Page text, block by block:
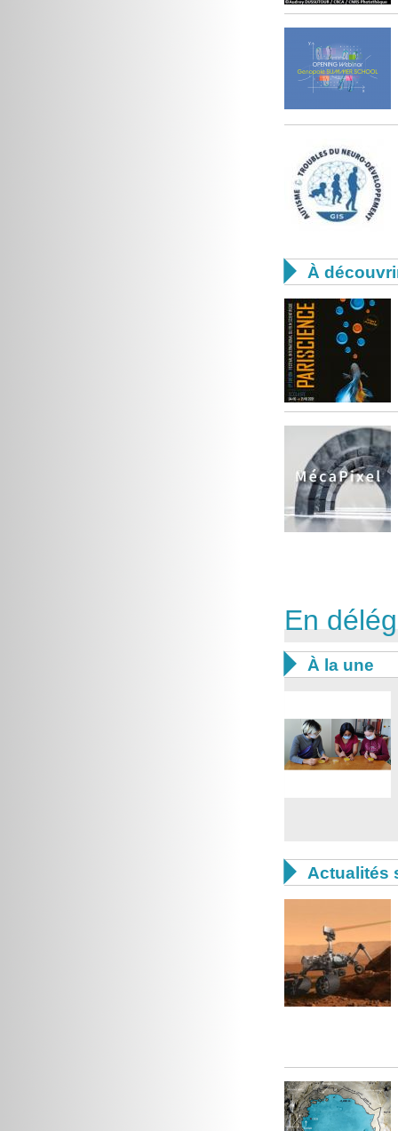
 À
En
 À la une
 Actualités